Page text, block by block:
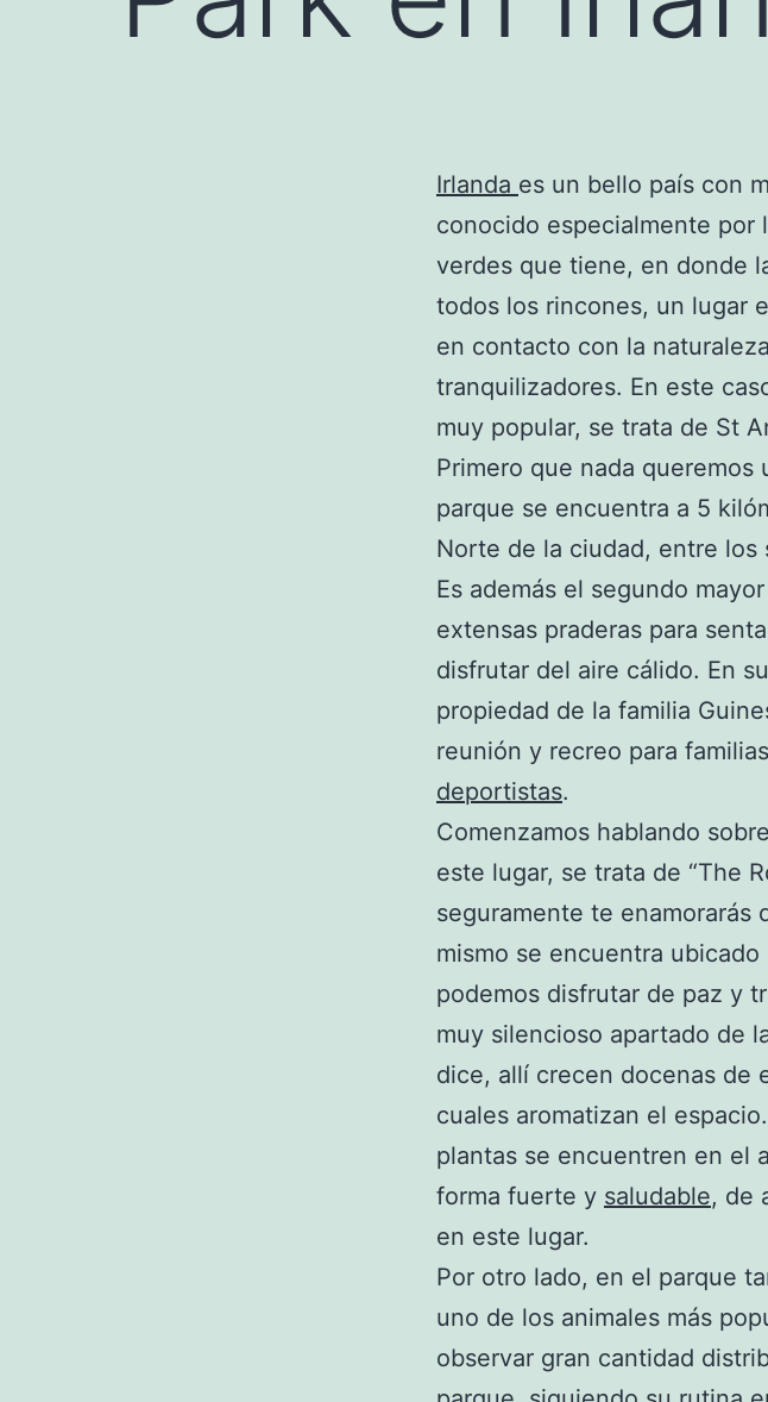
Irlanda es un bello país con
conocido especialmente por
verdes que tiene, en donde
todos los rincones, un lugar
en contacto con la
tranquilizadores. En este
muy popular, se trata de St
Primero que nada
parque se encuentra a 5
Norte de la ciudad, entre los
Es además el segundo
extensas praderas para
disfrutar del aire cálido. En
propiedad de la familia
reunión y recreo para
deportistas.
Comenzamos hablando
este lugar, se trata de “The
seguramente te enamorarás
mismo se encuentra
podemos disfrutar de paz y
muy silencioso apartado de
dice, allí crecen docenas de
cuales aromatizan el
plantas se encuentren en el
forma fuerte y saludable, de
en este lugar.
Por otro lado, en el parque
uno de los animales más
observar gran cantidad